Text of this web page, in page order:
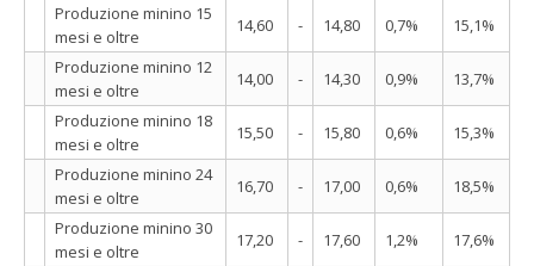
Produzione minino 15
mesi e oltre
14,60 - 14,80 0,7%
15,1%
Produzione minino 12
mesi e oltre
14,00 - 14,30 0,9%
13,7%
Produzione minino 18
mesi e oltre
15,50 - 15,80 0,6%
15,3%
Produzione minino 24
mesi e oltre
16,70 - 17,00 0,6%
18,5%
Produzione minino 30
mesi e oltre
17,20 - 17,60 1,2%
17,6%